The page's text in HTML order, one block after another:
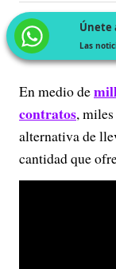
Únete
Las
En medio de
contratos,
alternativa de
cantidad que